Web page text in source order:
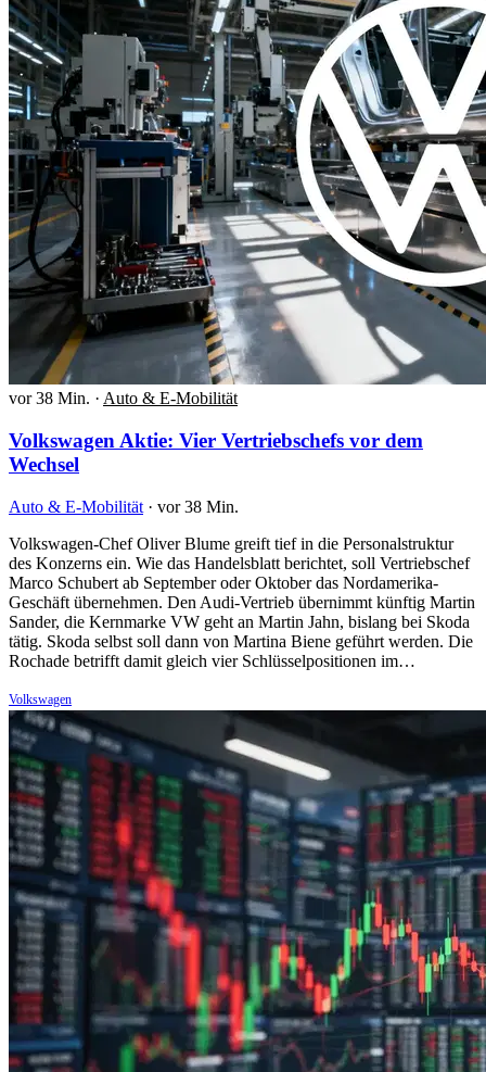
vor 38 Min. · Auto & E-Mobilität
Volkswagen Aktie: Vier Vertriebschefs vor dem
Wechsel
Auto & E-Mobilität · vor 38 Min.
Volkswagen-Chef Oliver Blume greift tief in die Personalstruktur
des Konzerns ein. Wie das Handelsblatt berichtet, soll Vertriebschef
Marco Schubert ab September oder Oktober das Nordamerika-
Geschäft übernehmen. Den Audi-Vertrieb übernimmt künftig Martin
Sander, die Kernmarke VW geht an Martin Jahn, bislang bei Skoda
tätig. Skoda selbst soll dann von Martina Biene geführt werden. Die
Rochade betrifft damit gleich vier Schlüsselpositionen im…
Volkswagen